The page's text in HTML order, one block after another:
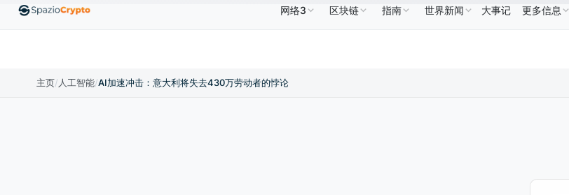
↑1.10% EthereumETHUS$1,880.58 ↑0.00% BNB BNBUS$586.64 ↑2.10% USDCUSDCUS$0.9995↑0.00% XRPXRP
网络3 区块链 指南 世界新闻 大事记 更多信息
主页/ 人工智能/AI加速冲击：意大利将失去430万劳动者的悖论